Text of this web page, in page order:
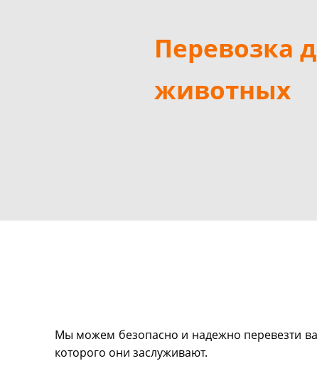
Перевозка
животных
Мы можем безопасно и надежно перевезти
которого они заслуживают.